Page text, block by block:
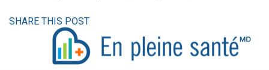
SHARE THIS POST